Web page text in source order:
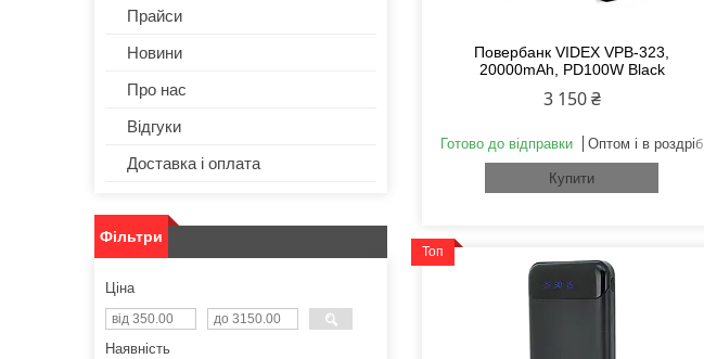
Повербанк VIDEX VPB-323,
20000mAh, PD100W Black
3 150 ₴
Готово до відправки Оптом і в роздріб
Купити
Топ
Прайси
Новини
Про нас
Відгуки
Доставка і оплата
Фільтри
Ціна
Наявність